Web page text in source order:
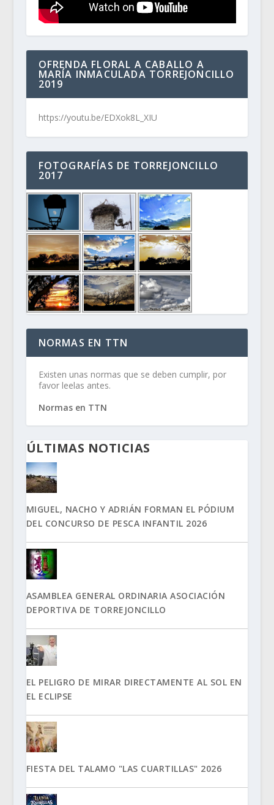
OFRENDA FLORAL A CABALLO A
MARÍA INMACULADA TORREJONCILLO
2019
https://youtu.be/EDXok8L_XIU
FOTOGRAFÍAS DE TORREJONCILLO
2017
NORMAS EN TTN
Existen unas normas que se deben cumplir, por
favor leelas antes.
Normas en TTN
ÚLTIMAS NOTICIAS
MIGUEL, NACHO Y ADRIÁN FORMAN EL PÓDIUM
DEL CONCURSO DE PESCA INFANTIL 2026
ASAMBLEA GENERAL ORDINARIA ASOCIACIÓN
DEPORTIVA DE TORREJONCILLO
EL PELIGRO DE MIRAR DIRECTAMENTE AL SOL EN
EL ECLIPSE
FIESTA DEL TALAMO "LAS CUARTILLAS" 2026